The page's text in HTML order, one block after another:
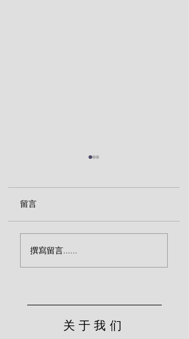
留言
撰寫留言......
关于我们